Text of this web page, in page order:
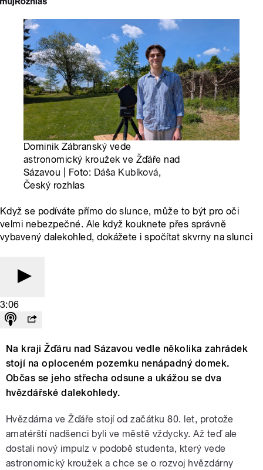
Dominik Zábranský vede
astronomický kroužek ve Žďáře nad
Sázavou | Foto: Dáša Kubíková,
Český rozhlas
Když se podíváte přímo do slunce, může to být pro oči
velmi nebezpečné. Ale když kouknete přes správně
vybavený dalekohled, dokážete i spočítat skvrny na slunci
3:06
Na kraji Žďáru nad Sázavou vedle několika zahrádek
stojí na oploceném pozemku nenápadný domek.
Občas se jeho střecha odsune a ukážou se dva
hvězdářské dalekohledy.
Hvězdárna ve Žďáře stojí od začátku 80. let, protože
amatérští nadšenci byli ve městě vždycky. Až teď ale
dostali nový impulz v podobě studenta, který vede
astronomický kroužek a chce se o rozvoj hvězdárny